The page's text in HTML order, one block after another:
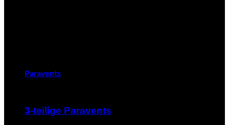
Paravents
3-teilige Paravents